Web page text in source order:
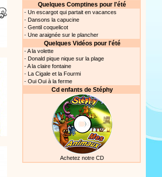
Quelques Comptines pour l'été
- Un escargot qui partait en vacances
- Dansons la capucine
- Gentil coquelicot
- Une araignée sur le plancher
Quelques Vidéos pour l'été
-A la volette
- Donald pique nique sur la plage
-A la claire fontaine
- La Cigale et la Fourmi
- Oui Oui à la ferme
Cd enfants de Stéphy
Achetez notre CD